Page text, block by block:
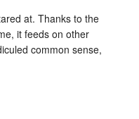
at. Thanks to the
it feeds on other
common sense,